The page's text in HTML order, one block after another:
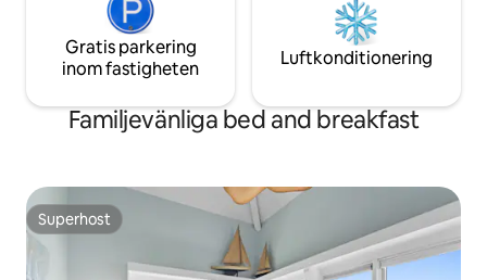
Gratis parkering
inom fastigheten
Luftkonditionering
Familjevänliga bed and breakfast
Superhost
Superhost